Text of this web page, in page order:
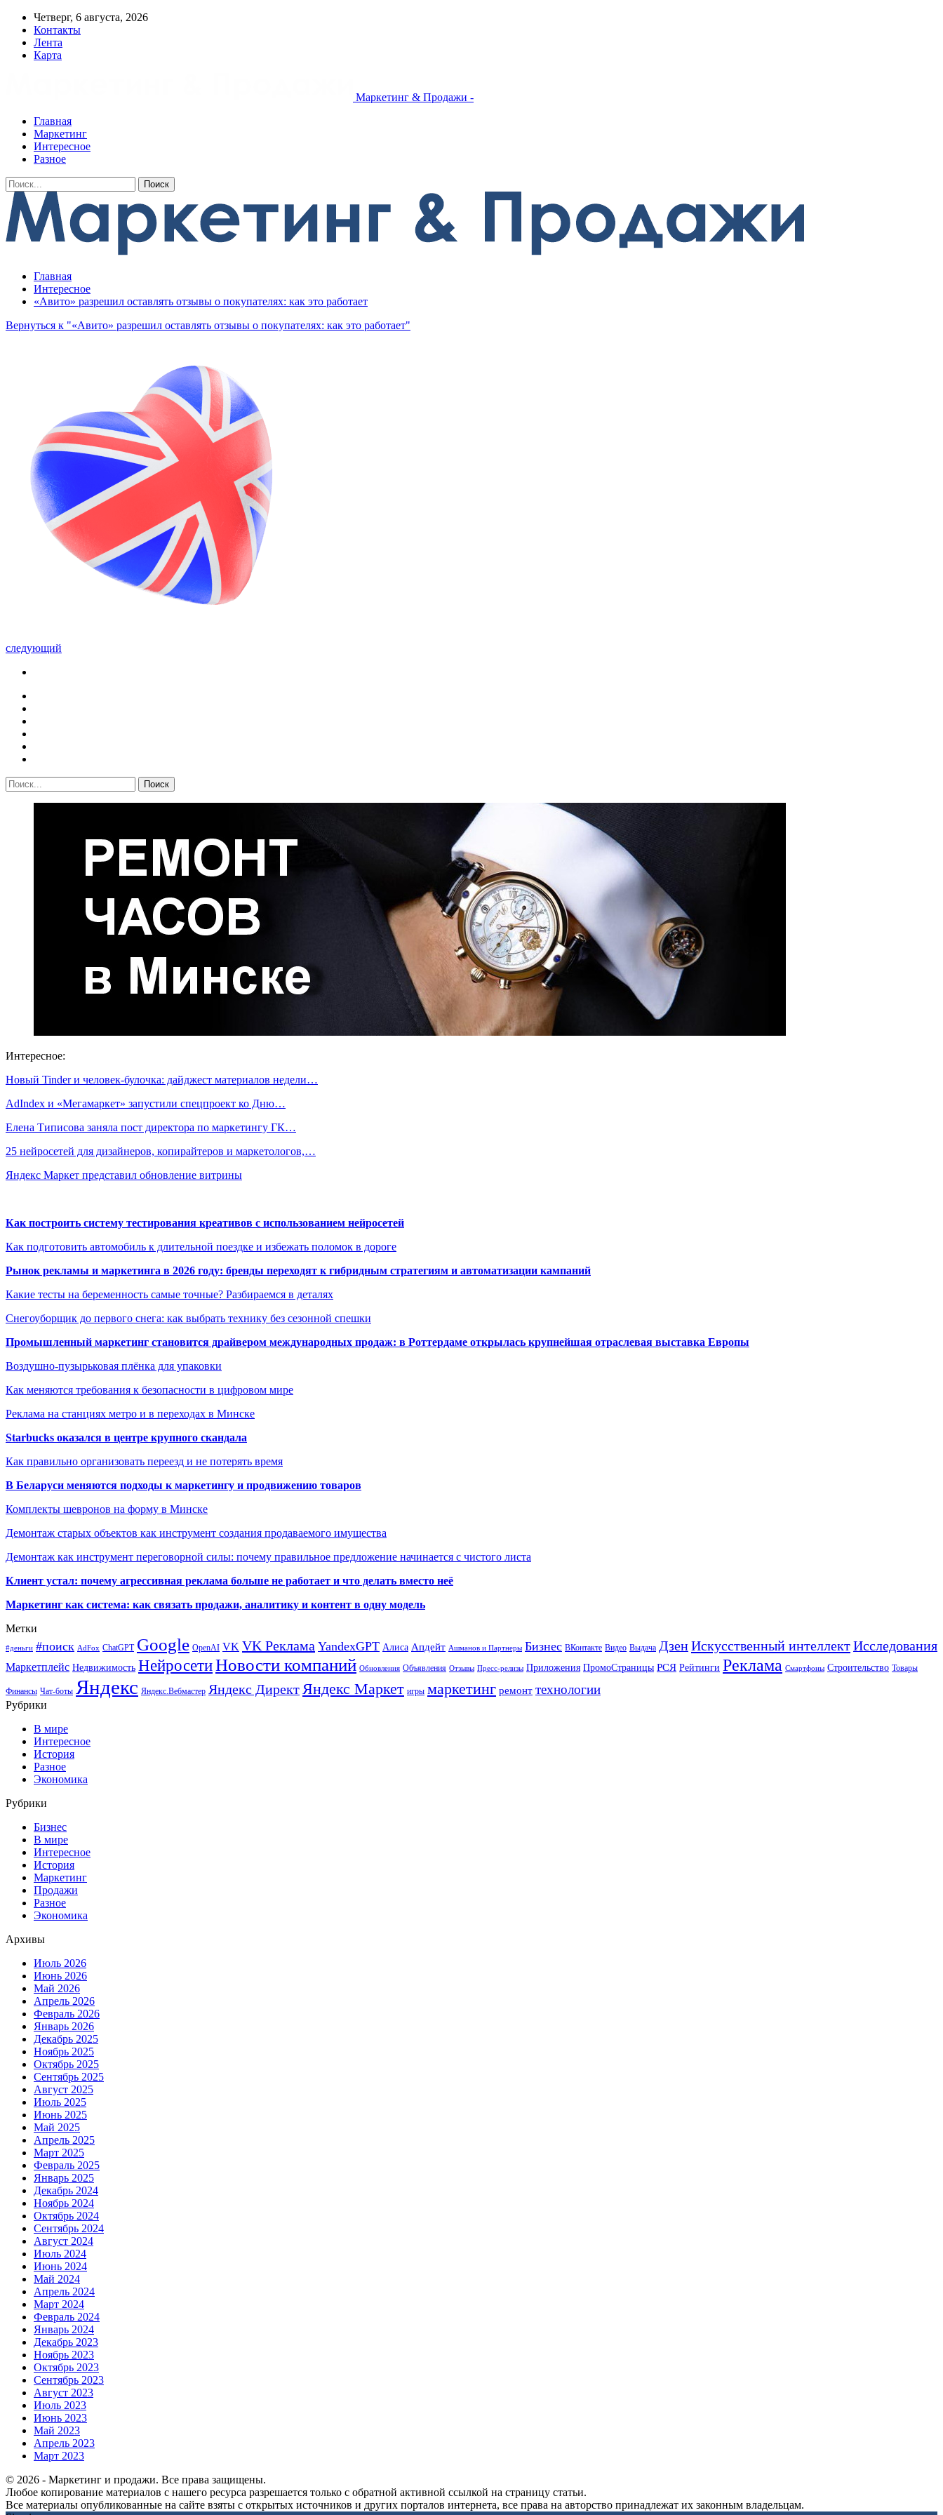
Четверг, 6 августа, 2026
Контакты
Лента
Карта
Маркетинг & Продажи -
Главная
Маркетинг
Интересное
Разное
Главная
Интересное
«Авито» разрешил оставлять отзывы о покупателях: как это работает
Вернуться к "«Авито» разрешил оставлять отзывы о покупателях: как это работает"
следующий
Интересное:
Новый Tinder и человек-булочка: дайджест материалов недели…
AdIndex и «Мегамаркет» запустили спецпроект ко Дню…
Елена Типисова заняла пост директора по маркетингу ГК…
25 нейросетей для дизайнеров, копирайтеров и маркетологов,…
Яндекс Маркет представил обновление витрины
Как построить систему тестирования креативов с использованием нейросетей
Как подготовить автомобиль к длительной поездке и избежать поломок в дороге
Рынок рекламы и маркетинга в 2026 году: бренды переходят к гибридным стратегиям и автоматизации кампаний
Какие тесты на беременность самые точные? Разбираемся в деталях
Снегоуборщик до первого снега: как выбрать технику без сезонной спешки
Промышленный маркетинг становится драйвером международных продаж: в Роттердаме открылась крупнейшая отраслевая выставка Европы
Воздушно-пузырьковая плёнка для упаковки
Как меняются требования к безопасности в цифровом мире
Реклама на станциях метро и в переходах в Минске
Starbucks оказался в центре крупного скандала
Как правильно организовать переезд и не потерять время
В Беларуси меняются подходы к маркетингу и продвижению товаров
Комплекты шевронов на форму в Минске
Демонтаж старых объектов как инструмент создания продаваемого имущества
Демонтаж как инструмент переговорной силы: почему правильное предложение начинается с чистого листа
Клиент устал: почему агрессивная реклама больше не работает и что делать вместо неё
Маркетинг как система: как связать продажи, аналитику и контент в одну модель
Метки
#деньги #поиск AdFox ChatGPT Google OpenAI VK VK Реклама YandexGPT Алиса Апдейт Ашманов и Партнеры Бизнес ВКонтакте Видео Выдача ДзенИскусственный интеллектИсследования
Маркетплейс Недвижимость НейросетиНовости компаний Обновления Объявления Отзывы Пресс-релизы Приложения ПромоСтраницы РСЯ Рейтинги Реклама Смартфоны Строительство Товары
Финансы Чат-боты Яндекс Яндекс.Вебмастер Яндекс ДиректЯндекс Маркет игры маркетинг ремонт технологии
Рубрики
В мире
Интересное
История
Разное
Экономика
Рубрики
Бизнес
В мире
Интересное
История
Маркетинг
Продажи
Разное
Экономика
Архивы
Июль 2026
Июнь 2026
Май 2026
Апрель 2026
Февраль 2026
Январь 2026
Декабрь 2025
Ноябрь 2025
Октябрь 2025
Сентябрь 2025
Август 2025
Июль 2025
Июнь 2025
Май 2025
Апрель 2025
Март 2025
Февраль 2025
Январь 2025
Декабрь 2024
Ноябрь 2024
Октябрь 2024
Сентябрь 2024
Август 2024
Июль 2024
Июнь 2024
Май 2024
Апрель 2024
Март 2024
Февраль 2024
Январь 2024
Декабрь 2023
Ноябрь 2023
Октябрь 2023
Сентябрь 2023
Август 2023
Июль 2023
Июнь 2023
Май 2023
Апрель 2023
Март 2023
© 2026 - Маркетинг и продажи. Все права защищены.
Любое копирование материалов с нашего ресурса разрешается только с обратной активной ссылкой на страницу статьи.
Все материалы опубликованные на сайте взяты с открытых источников и других порталов интернета, все права на авторство принадлежат их законным владельцам.